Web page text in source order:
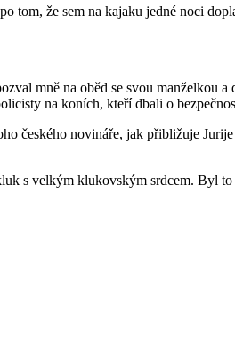
tom, že sem na kajaku jedné noci
mně na oběd se svou manželkou a
na koních, kteří dbali o
českého novináře, jak přibližuje
s velkým klukovským srdcem. Byl